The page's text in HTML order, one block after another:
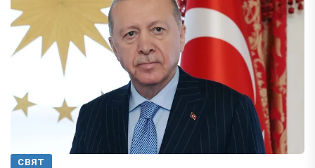
СВЯТ